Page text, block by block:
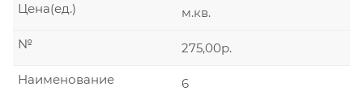
м.кв.
Цена(ед.)
275,00р.
№
6
Наименование